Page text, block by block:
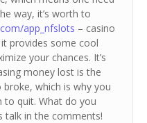
way, it’s worth to
app_nfslots – casino
provides some cool
your chances. It’s
money lost is the
which is why you
to quit. What do you
talk in the comments!